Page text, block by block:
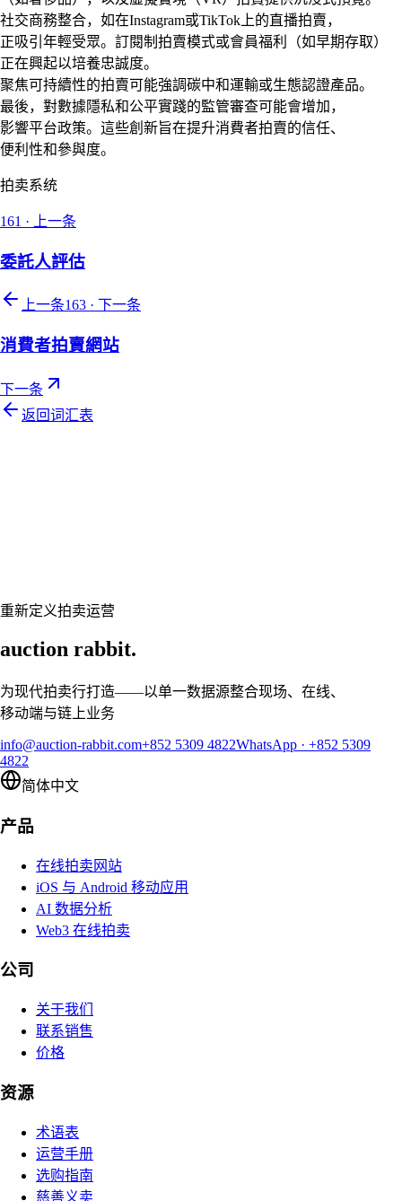
社交商務整合，如在Instagram或TikTok上的直播拍賣，
正吸引年輕受眾。訂閱制拍賣模式或會員福利（如早期存取）
正在興起以培養忠誠度。
聚焦可持續性的拍賣可能強調碳中和運輸或生態認證產品。
最後，對數據隱私和公平實踐的監管審查可能會增加，
影響平台政策。這些創新旨在提升消費者拍賣的信任、
便利性和參與度。
拍卖系统
161 · 上一条
委託人評估
上一条163 · 下一条
消費者拍賣網站
下一条
返回词汇表
重新定义拍卖运营
auction rabbit.
为现代拍卖行打造——以单一数据源整合现场、在线、
移动端与链上业务
info@auction-rabbit.com+852 5309 4822WhatsApp · +852 5309
4822
简体中文
产品
在线拍卖网站
iOS 与 Android 移动应用
AI 数据分析
Web3 在线拍卖
公司
关于我们
联系销售
价格
资源
术语表
运营手册
选购指南
慈善义卖